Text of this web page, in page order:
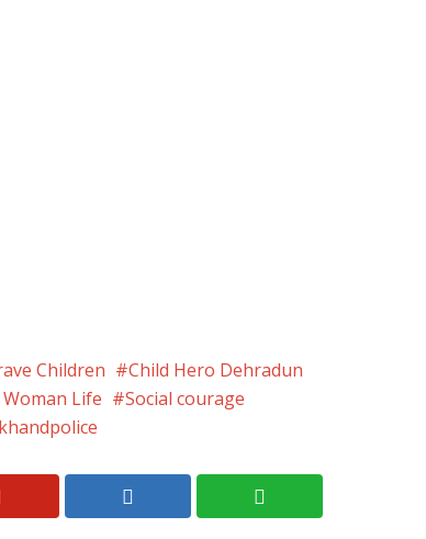
Children
Child Hero Dehradun
Woman Life
Social courage